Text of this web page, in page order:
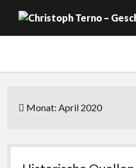
Religion
Monat:April 2020